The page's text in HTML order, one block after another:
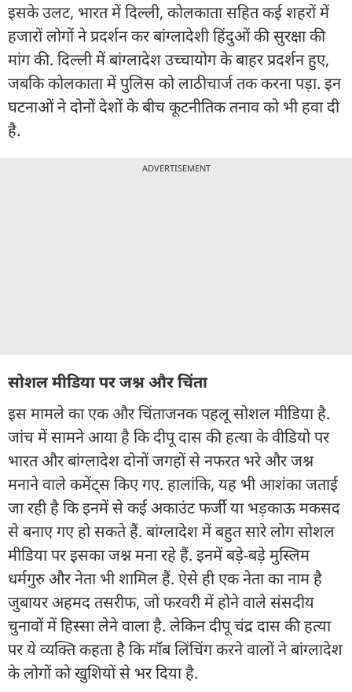
इसके उलट, भारत में दिल्ली, कोलकाता सहित कई शहरों में
हजारों लोगों ने प्रदर्शन कर बांग्लादेशी हिंदुओं की सुरक्षा की
मांग की. दिल्ली में बांग्लादेश उच्चायोग के बाहर प्रदर्शन हुए,
जबकि कोलकाता में पुलिस को लाठीचार्ज तक करना पड़ा. इन
घटनाओं ने दोनों देशों के बीच कूटनीतिक तनाव को भी हवा दी
है.
ADVERTISEMENT
सोशल मीडिया पर जश्न और चिंता
इस मामले का एक और चिंताजनक पहलू सोशल मीडिया है.
जांच में सामने आया है कि दीपू दास की हत्या के वीडियो पर
भारत और बांग्लादेश दोनों जगहों से नफरत भरे और जश्न
मनाने वाले कमेंट्स किए गए. हालांकि, यह भी आशंका जताई
जा रही है कि इनमें से कई अकाउंट फर्जी या भड़काऊ मकसद
से बनाए गए हो सकते हैं. बांग्लादेश में बहुत सारे लोग सोशल
मीडिया पर इसका जश्न मना रहे हैं. इनमें बड़े-बड़े मुस्लिम
धर्मगुरु और नेता भी शामिल हैं. ऐसे ही एक नेता का नाम है
जुबायर अहमद तसरीफ, जो फरवरी में होने वाले संसदीय
चुनावों में हिस्सा लेने वाला है. लेकिन दीपू चंद्र दास की हत्या
पर ये व्यक्ति कहता है कि मॉब लिंचिंग करने वालों ने बांग्लादेश
के लोगों को खुशियों से भर दिया है.